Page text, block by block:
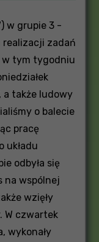
w grupie 3 -
realizacji zadań
w tym tygodniu
a także ludowy
o balecie
pracę
układu
odbyła się
na wspólnej
wzięły
W czwartek
wykonały